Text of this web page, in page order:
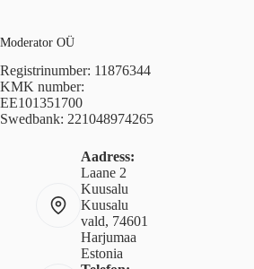
Moderator OÜ
Registrinumber: 11876344
KMK number:
EE101351700
Swedbank: 221048974265
Aadress:
Laane 2
Kuusalu
Kuusalu
vald, 74601
Harjumaa
Estonia